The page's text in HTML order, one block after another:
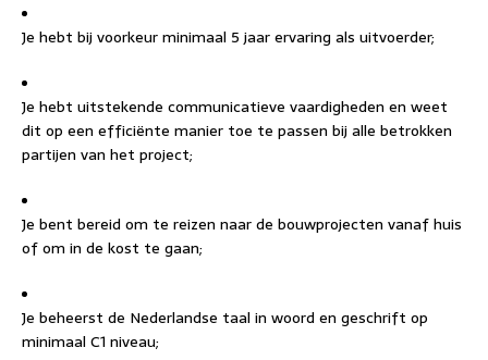
Je hebt bij voorkeur minimaal 5 jaar ervaring als uitvoerder;
Je hebt uitstekende communicatieve vaardigheden en weet
dit op een efficiënte manier toe te passen bij alle betrokken
partijen van het project;
Je bent bereid om te reizen naar de bouwprojecten vanaf huis
of om in de kost te gaan;
Je beheerst de Nederlandse taal in woord en geschrift op
minimaal C1 niveau;